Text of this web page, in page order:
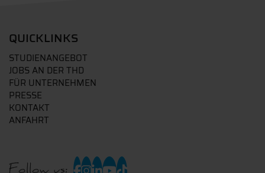
QUICKLINKS
STUDIENANGEBOT
JOBS AN DER THD
FÜR UNTERNEHMEN
PRESSE
KONTAKT
ANFAHRT